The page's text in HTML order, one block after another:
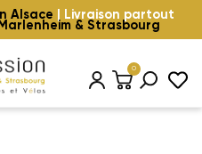
Alsace | Livraison partout
& Strasbourg
0